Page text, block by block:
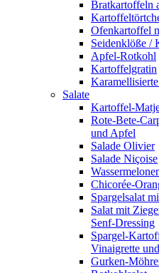
Bratkartoffeln
Ofenkartoffel
Seidenklöße /
Apfel-Rotkohl
Kartoffelgratin
Salate
Kartoffel-
Rote-Bete-
und Apfel
Salade Olivier
Salade Niçoise
Chicorée-
Spargelsalat
Salat mit
Senf-Dressing
Spargel-
Vinaigrette
Gurken-